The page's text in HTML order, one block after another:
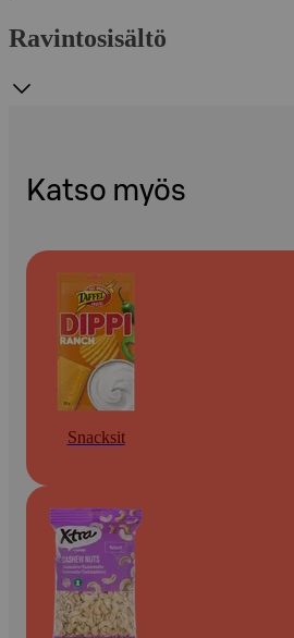
Ravintosisältö
Katso myös
Snacksit